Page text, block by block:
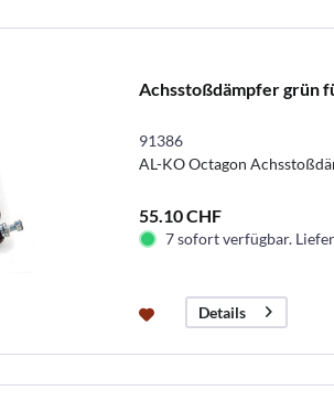
Achsstoßdämpfer grün
91386
AL-KO Octagon
55.10 CHF
7 sofort verfügbar.
Details